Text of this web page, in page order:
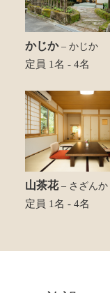
かじか– かじか
定員 1名 - 4名
山茶花– さざんか
定員 1名 - 4名